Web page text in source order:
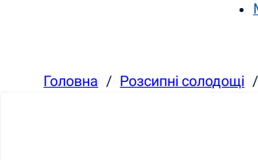
Головна / Розсипні солодощі /